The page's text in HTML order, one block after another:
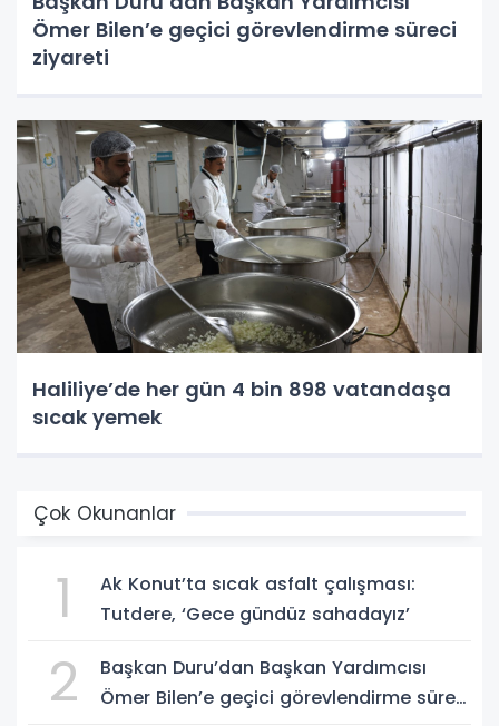
Ömer Bilen’e geçici görevlendirme süreci
ziyareti
Haliliye’de her gün 4 bin 898 vatandaşa
sıcak yemek
Çok Okunanlar
1
Ak Konut’ta sıcak asfalt çalışması:
Tutdere, ‘Gece gündüz sahadayız’
2
Başkan Duru’dan Başkan Yardımcısı
Ömer Bilen’e geçici görevlendirme süreci